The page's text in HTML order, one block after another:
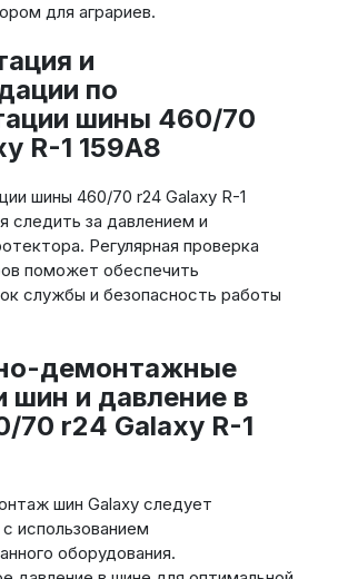
для аграриев.
и
по
шины 460/70
R-1 159A8
шины 460/70 r24 Galaxy R-1
следить за давлением и
Регулярная проверка
поможет обеспечить
службы и безопасность работы
демонтажные
шин и давление в
70 r24 Galaxy R-1
шин Galaxy следует
использованием
оборудования.